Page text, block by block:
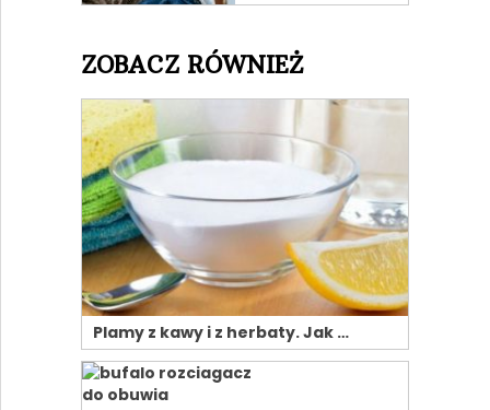
ZOBACZ RÓWNIEŻ
Plamy z kawy i z herbaty. Jak …